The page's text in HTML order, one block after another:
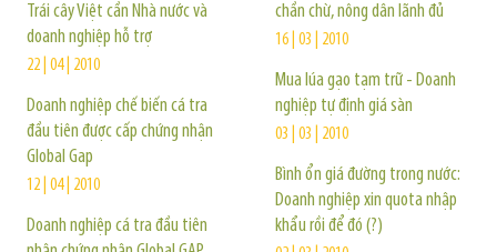
Trái cây Việt cần Nhà nước và
doanh nghiệp hỗ trợ
22 | 04 | 2010
Doanh nghiệp chế biến cá tra
đầu tiên được cấp chứng nhận
Global Gap
12 | 04 | 2010
Doanh nghiệp cá tra đầu tiên
chần chừ, nông dân lãnh đủ
16 | 03 | 2010
Mua lúa gạo tạm trữ - Doanh
nghiệp tự định giá sàn
03 | 03 | 2010
Bình ổn giá đường trong nước:
Doanh nghiệp xin quota nhập
khẩu rồi để đó (?)